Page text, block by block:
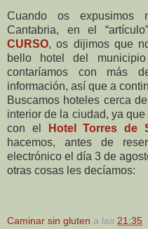
Cuando os expusimos
Cantabria, en el
CURSO, os dijimos que
bello hotel del
contaríamos con más
información, así que a
Buscamos hoteles cerca
interior de la ciudad, ya
con el
Hotel Torres de
hacemos, antes de
electrónico el día 3 de
otras cosas les decíamos:
Caminar sin gluten a las 21:35